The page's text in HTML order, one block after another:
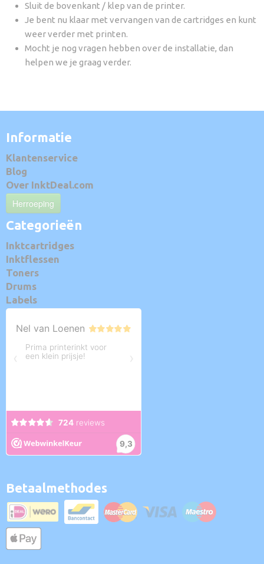
Sluit de bovenkant / klep van de printer.
Je bent nu klaar met vervangen van de cartridges en kunt
weer verder met printen.
Mocht je nog vragen hebben over de installatie, dan
helpen we je graag verder.
Informatie
Klantenservice
Blog
Over InktDeal.com
Herroeping
Categorieën
Inktcartridges
Inktflessen
Toners
Drums
Labels
Betaalmethodes